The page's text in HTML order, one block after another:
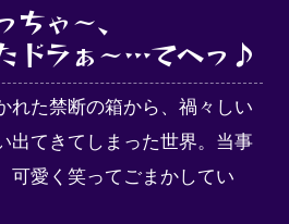
ちゃ～、
ドラぁ～…てへっ♪
れた禁断の箱から、禍々しい
出てきてしまった世界。当事
可愛く笑ってごまかしてい